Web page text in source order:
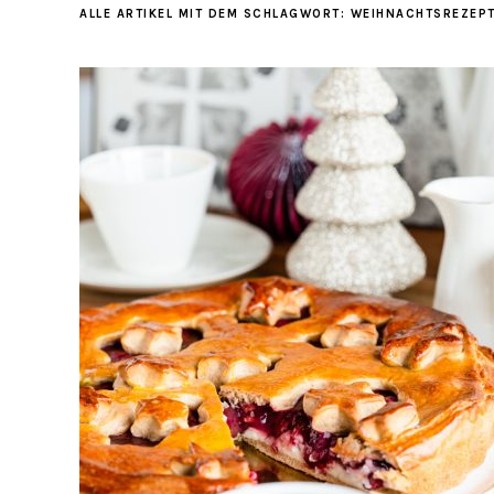
ALLE ARTIKEL MIT DEM SCHLAGWORT: